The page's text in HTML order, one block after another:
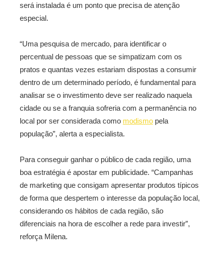
será instalada é um ponto que precisa de atenção
especial.
“Uma pesquisa de mercado, para identificar o
percentual de pessoas que se simpatizam com os
pratos e quantas vezes estariam dispostas a consumir
dentro de um determinado período, é fundamental para
analisar se o investimento deve ser realizado naquela
cidade ou se a franquia sofreria com a permanência no
local por ser considerada como modismo pela
população”, alerta a especialista.
Para conseguir ganhar o público de cada região, uma
boa estratégia é apostar em publicidade. “Campanhas
de marketing que consigam apresentar produtos típicos
de forma que despertem o interesse da população local,
considerando os hábitos de cada região, são
diferenciais na hora de escolher a rede para investir”,
reforça Milena.